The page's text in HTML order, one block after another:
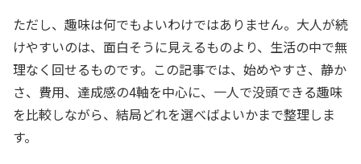
ただし、趣味は何でもよいわけではありません。大人が続
けやすいのは、面白そうに見えるものより、生活の中で無
理なく回せるものです。この記事では、始めやすさ、静か
さ、費用、達成感の4軸を中心に、一人で没頭できる趣味
を比較しながら、結局どれを選べばよいかまで整理しま
す。